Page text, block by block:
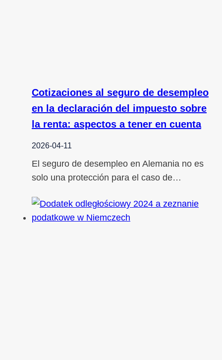
Cotizaciones al seguro de desempleo
en la declaración del impuesto sobre
la renta: aspectos a tener en cuenta
2026-04-11
El seguro de desempleo en Alemania no es
solo una protección para el caso de…